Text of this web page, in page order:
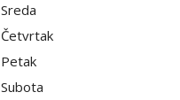
Sreda
Četvrtak
Petak
Subota